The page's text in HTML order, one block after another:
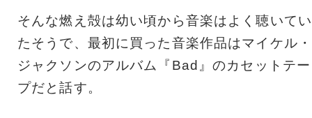
そんな燃え殻は幼い頃から音楽はよく聴いてい
たそうで、最初に買った音楽作品はマイケル・
ジャクソンのアルバム『Bad』のカセットテー
プだと話す。